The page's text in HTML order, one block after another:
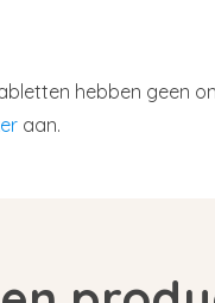
hebben geen
aan.